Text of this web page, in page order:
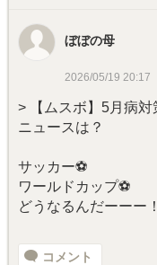
ぼぼの母
2026/05/19 20:17
> 【ムスボ】5月病
ニュースは？
サッカー⚽️
ワールドカップ⚽️
どうなるんだーーー
コメント